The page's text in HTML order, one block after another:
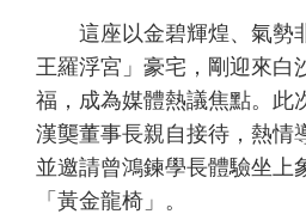
這座以金碧輝煌、氣勢
王羅浮宮」豪宅，剛迎來白
福，成為媒體熱議焦點。此
漢龑董事長親自接待，熱情
並邀請曾鴻鍊學長體驗坐上
「黃金龍椅」。